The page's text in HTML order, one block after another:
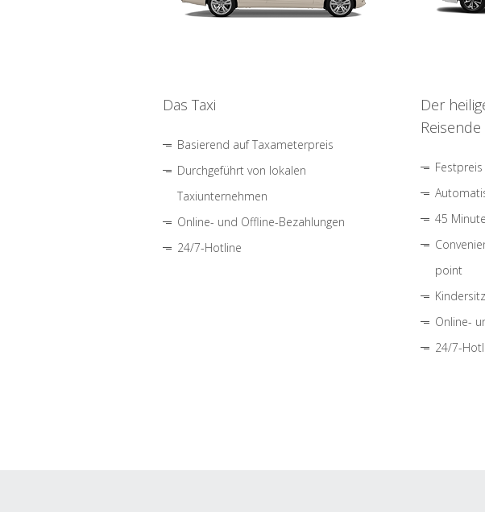
Das Taxi
Basierend auf Taxameterpreis
Durchgeführt von lokalen
Taxiunternehmen
Online- und Offline-Bezahlungen
24/7-Hotline
Der
Reisende
Festpreis
45
point
Online-
24/7-